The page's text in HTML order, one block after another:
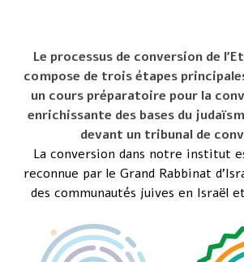
Le processus de conversion de
compose de trois étapes
un cours préparatoire pour la
enrichissante des bases du
devant un tribunal de
La conversion dans notre institut
reconnue par le Grand Rabbinat
des communautés juives en Israël